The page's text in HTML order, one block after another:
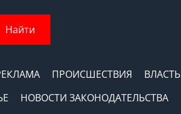
Найти
ПРОИСШЕСТВИЯ
ВЛАСТЬ
НОВОСТИ ЗАКОНОДАТЕЛЬСТВА